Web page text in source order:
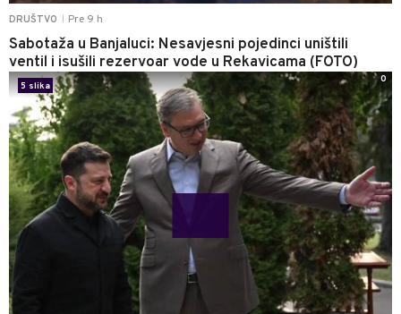
DRUŠTVO Pre 9 h
Sabotaža u Banjaluci: Nesavjesni pojedinci uništili
ventil i isušili rezervoar vode u Rekavicama (FOTO)
5 slika
0